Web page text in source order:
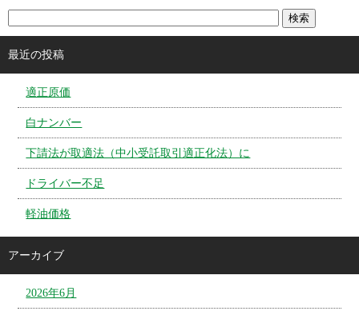
最近の投稿
適正原価
白ナンバー
下請法が取適法（中小受託取引適正化法）に
ドライバー不足
軽油価格
アーカイブ
2026年6月